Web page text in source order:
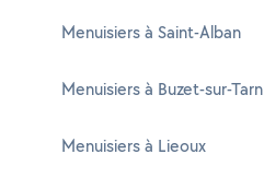
Menuisiers à Saint-Alban
Menuisiers à Buzet-sur-Tarn
Menuisiers à Lieoux